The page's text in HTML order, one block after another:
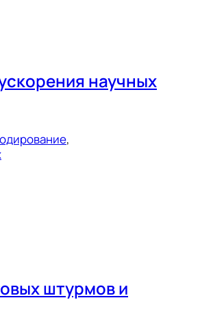
научных
штурмов и